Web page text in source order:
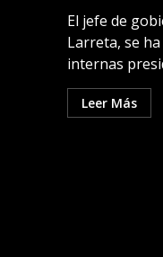
El jefe de
Larreta, se
internas
Leer Más